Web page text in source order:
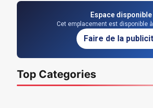
Espace disponible
Cet emplacement est disponible
Faire de la
Top Categories